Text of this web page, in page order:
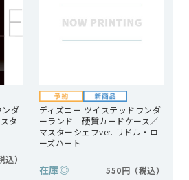
ンダ
タ
ディズニー ツイステッドワンダ
ーランド 硬質カードケース／
マスターシェフver. リドル・ロ
ーズハート
在庫◎ 550円